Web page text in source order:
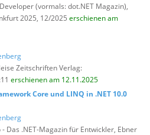
(vormals: dot.NET Magazin),
2025, 12/2025 erschienen am
Zeitschriften Verlag:
erschienen am 12.11.2025
Core und LINQ in .NET 10.0
Das .NET-Magazin für Entwickler, Ebner